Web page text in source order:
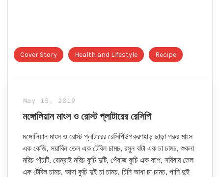
Cover Story Health and Lifestyle Recipe
May 15, 2019
মঙ্গোলিয়ান মাংস ও রোস্ট প্লাটারের রেসিপি
মঙ্গোলিয়ান মাংস ও রোস্ট প্লাটারের রেসিপিউপকরণহাড় ছাড়া গরুর মাংস
এক কেজি, সয়াবিন তেল এক টেবিল চামচ, রসুন বাটা এক চা চামচ, শুকনা
মরিচ পাঁচটি, বোম্বাই মরিচ কুচি দুটি, পেঁয়াজ কুচি এক কাপ, সরিষার তেল
এক টেবিল চামচ, আদা কুচি দুই চা চামচ, চিনি আধা চা চামচ, পানি দুই